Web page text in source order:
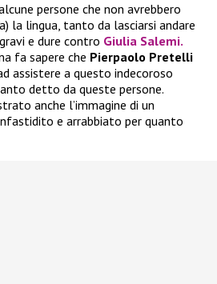
persone che non avrebbero
la lingua, tanto da lasciarsi andare
e dure contro Giulia Salemi.
fa sapere che Pierpaolo Pretelli
assistere a questo indecoroso
detto da queste persone.
anche l’immagine di un
e arrabbiato per quanto